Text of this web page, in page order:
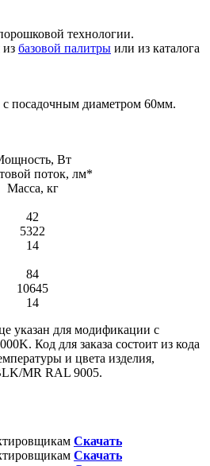
технологии.
из базовой палитры или из каталога
посадочным диаметром 60мм.
Вт
поток, лм*
Масса, кг
42
5322
14
84
10645
14
указан для модификации с
Код для заказа состоит из кода
и цвета изделия,
MR RAL 9005.
Скачать
Скачать